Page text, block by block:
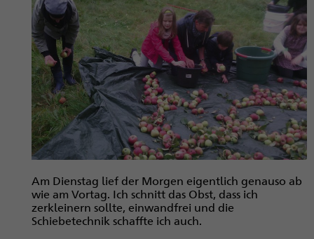
Am Dienstag lief der Morgen eigentlich genauso ab
wie am Vortag. Ich schnitt das Obst, dass ich
zerkleinern sollte, einwandfrei und die
Schiebetechnik schaffte ich auch.